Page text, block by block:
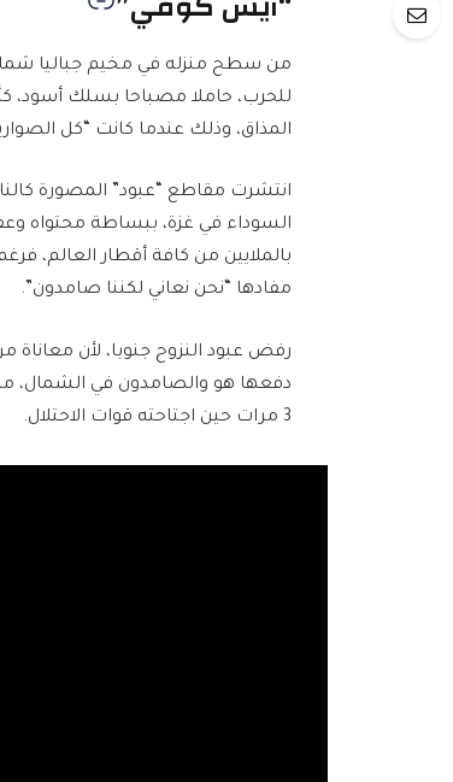
من سطح منزله في مخيم جباليا
للحرب، حاملا مصباحا بسلك أسود،
المذاق، وذلك عندما كانت “كل
انتشرت مقاطع “عبود” المصورة
السوداء في غزة، ببساطة محتواه
مفادها “نحن نعاني لكننا صامدون”.
رفض عبود النزوح جنوبا، لأن معاناة
دفعها هو والصامدون في الشمال، من
3 مرات حين اجتاحته قوات الاحتلال.